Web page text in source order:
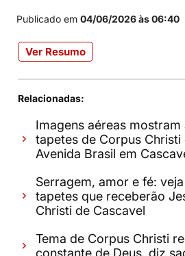
Publicado em 04/06/2026 às 06:40
Ver Resumo
Relacionadas:
Imagens aéreas
tapetes de Corpus
Avenida Brasil em
Serragem, amor e fé:
tapetes que receberão
Christi de Cascavel
Tema de Corpus Christi
constante de Deus, diz